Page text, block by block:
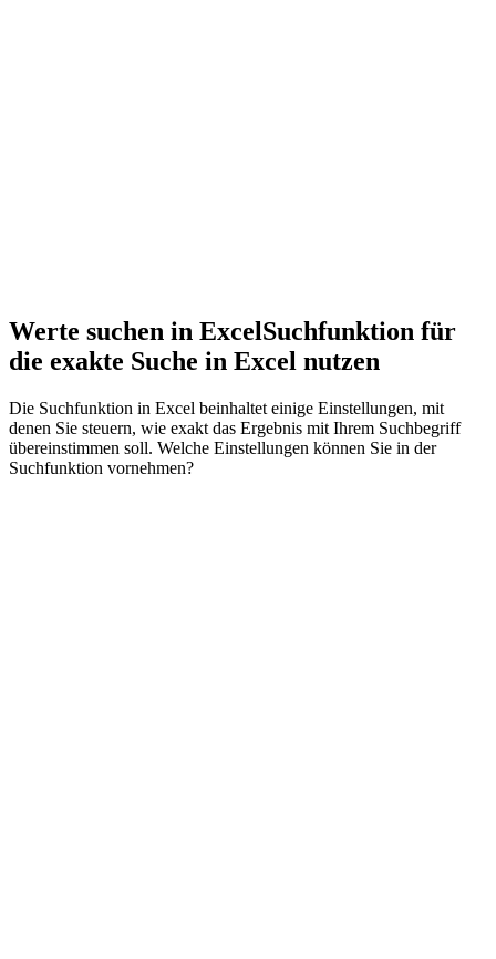
Werte suchen in ExcelSuchfunktion für
die exakte Suche in Excel nutzen
Die Suchfunktion in Excel beinhaltet einige Einstellungen, mit
denen Sie steuern, wie exakt das Ergebnis mit Ihrem Suchbegriff
übereinstimmen soll. Welche Einstellungen können Sie in der
Suchfunktion vornehmen?